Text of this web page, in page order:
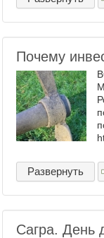
Почему
Развернуть
Сагра. День